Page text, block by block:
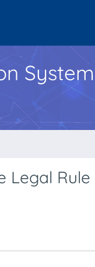
System
Legal Rule